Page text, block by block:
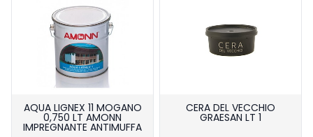
AQUA LIGNEX 11 MOGANO
0,750 LT AMONN
IMPREGNANTE ANTIMUFFA
CERA DEL VECCHIO
GRAESAN LT 1